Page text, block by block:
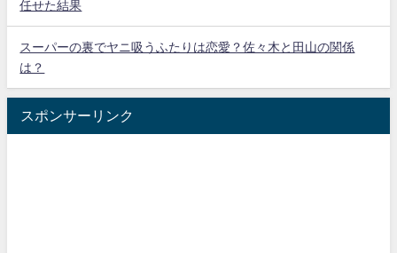
任せた結果
スーパーの裏でヤニ吸うふたりは恋愛？佐々木と田山の関係
は？
スポンサーリンク